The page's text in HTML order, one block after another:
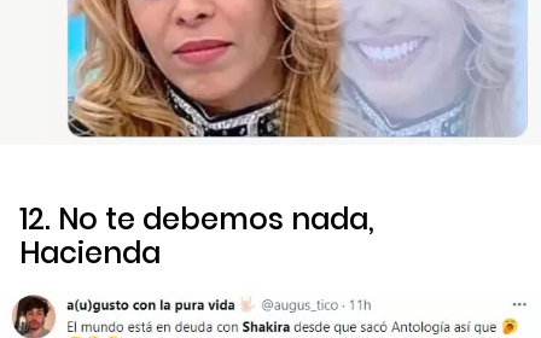
12. No te debemos nada,
Hacienda